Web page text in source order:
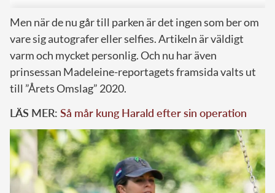
Men när de nu går till parken är det ingen som ber om
vare sig autografer eller selfies. Artikeln är väldigt
varm och mycket personlig. Och nu har även
prinsessan Madeleine-reportagets framsida valts ut
till ”Årets Omslag” 2020.
LÄS MER: Så mår kung Harald efter sin operation